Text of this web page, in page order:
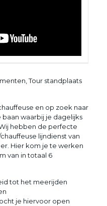
Tour standplaats
en op zoek naar
waarbij je dagelijks
hebben de perfecte
lijndienst van
Hier kom je te werken
van in totaal 6
tot het meerijden
je hiervoor open